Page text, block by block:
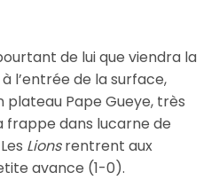
de lui que viendra la
l’entrée de la surface,
plateau Pape Gueye, très
frappe dans lucarne de
Lionsrentrent aux
avance (1-0).